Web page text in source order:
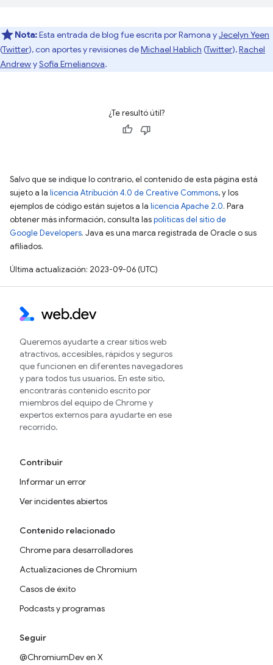
Nota:Esta entrada de blog fue escrita por Ramona yJecelyn Yeen
(Twitter), con aportes y revisiones deMichael Hablich (Twitter),Rachel
AndrewySofia Emelianova.
¿Te resultó útil?
Salvo que se indique lo contrario, el contenido de esta página está
sujeto a la licencia Atribución 4.0 de Creative Commons, y los
ejemplos de código están sujetos a la licencia Apache 2.0. Para
obtener más información, consulta laspolíticas del sitio de
Google Developers. Java es una marca registrada de Oracle o sus
afiliados.
Última actualización: 2023-09-06 (UTC)
Queremos ayudarte a crear sitios web
atractivos, accesibles, rápidos y seguros
que funcionen en diferentes navegadores
y para todos tus usuarios. En este sitio,
encontrarás contenido escrito por
miembros del equipo de Chrome y
expertos externos para ayudarte en ese
recorrido.
Contribuir
Informar un error
Ver incidentes abiertos
Contenido relacionado
Chrome para desarrolladores
Actualizaciones de Chromium
Casos de éxito
Podcasts y programas
Seguir
@ChromiumDev en X